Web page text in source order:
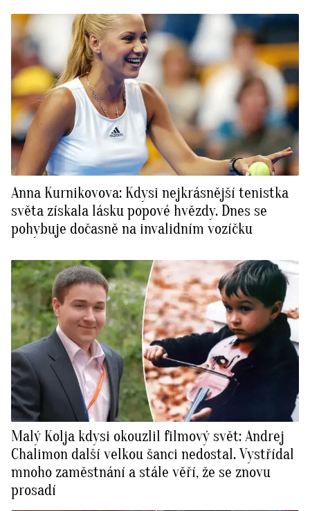
Anna Kurnikovova: Kdysi nejkrásnější tenistka
světa získala lásku popové hvězdy. Dnes se
pohybuje dočasně na invalidním vozíčku
Malý Kolja kdysi okouzlil filmový svět: Andrej
Chalimon další velkou šanci nedostal. Vystřídal
mnoho zaměstnání a stále věří, že se znovu
prosadí